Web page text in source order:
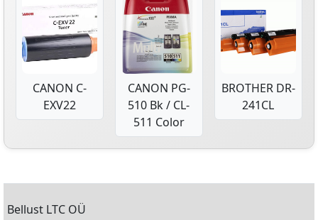
CANON C-
EXV22
CANON PG-
510 Bk / CL-
511 Color
BROTHER DR-
241CL
Bellust LTC OÜ